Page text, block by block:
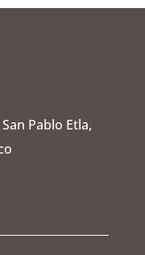
Pablo Etla,